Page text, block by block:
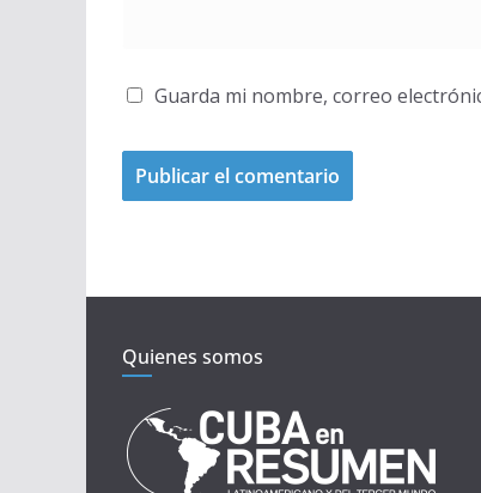
Guarda mi nombre, correo
Quienes somos